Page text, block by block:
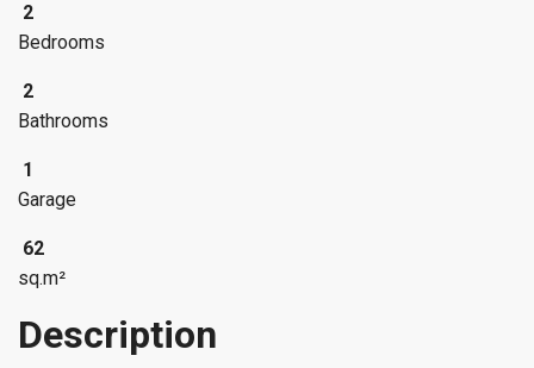
2
Bedrooms
2
Bathrooms
1
Garage
62
sq.m²
Description